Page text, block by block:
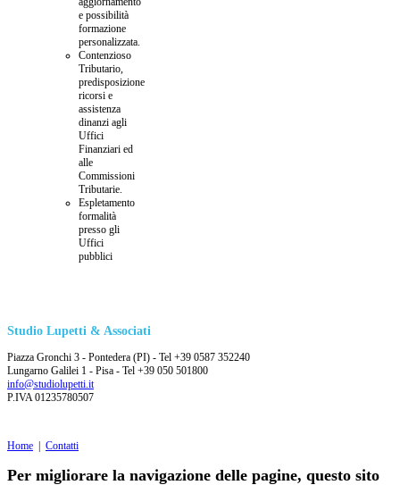
e possibilità
formazione
personalizzata.
Contenzioso
Tributario,
predisposizione
ricorsi e
assistenza
dinanzi agli
Uffici
Finanziari ed
alle
Commissioni
Tributarie.
Espletamento
formalità
presso gli
Uffici
pubblici
Studio Lupetti & Associati
Piazza Gronchi 3 - Pontedera (PI) - Tel +39 0587 352240
Lungarno Galilei 1 - Pisa - Tel +39 050 501800
info@studiolupetti.it
P.IVA 01235780507
Home Contatti
Per migliorare la navigazione delle pagine, questo sito